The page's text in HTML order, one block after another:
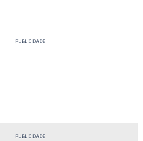
PUBLICIDADE
PUBLICIDADE